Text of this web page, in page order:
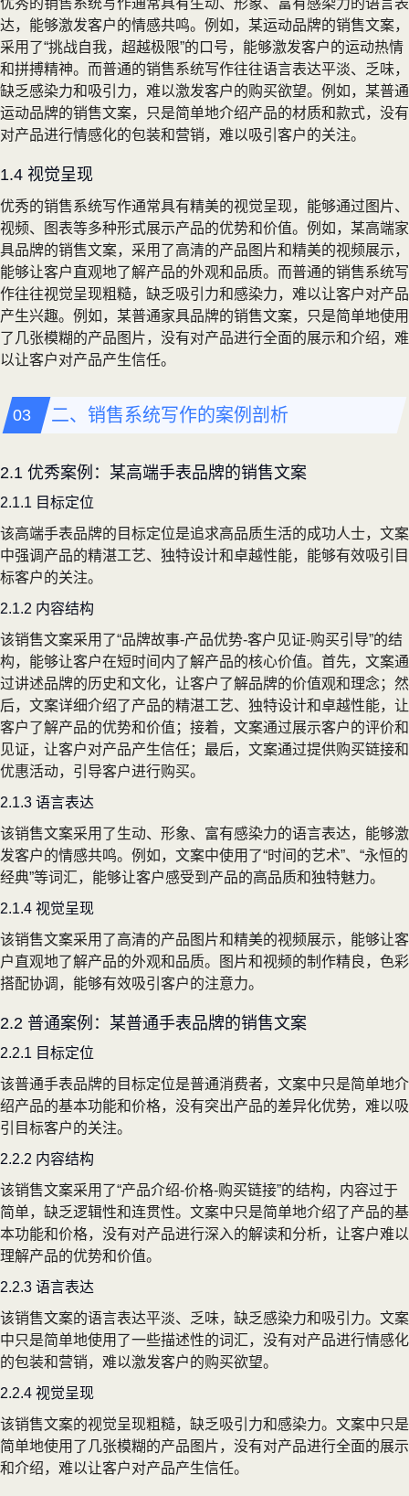
达，能够激发客户的情感共鸣。例如，某运动品牌的销售文案，
采用了“挑战自我，超越极限”的口号，能够激发客户的运动热情
和拼搏精神。而普通的销售系统写作往往语言表达平淡、乏味，
缺乏感染力和吸引力，难以激发客户的购买欲望。例如，某普通
运动品牌的销售文案，只是简单地介绍产品的材质和款式，没有
对产品进行情感化的包装和营销，难以吸引客户的关注。
1.4 视觉呈现
优秀的销售系统写作通常具有精美的视觉呈现，能够通过图片、
视频、图表等多种形式展示产品的优势和价值。例如，某高端家
具品牌的销售文案，采用了高清的产品图片和精美的视频展示，
能够让客户直观地了解产品的外观和品质。而普通的销售系统写
作往往视觉呈现粗糙，缺乏吸引力和感染力，难以让客户对产品
产生兴趣。例如，某普通家具品牌的销售文案，只是简单地使用
了几张模糊的产品图片，没有对产品进行全面的展示和介绍，难
以让客户对产品产生信任。
二、销售系统写作的案例剖析
2.1 优秀案例：某高端手表品牌的销售文案
2.1.1 目标定位
该高端手表品牌的目标定位是追求高品质生活的成功人士，文案
中强调产品的精湛工艺、独特设计和卓越性能，能够有效吸引目
标客户的关注。
2.1.2 内容结构
该销售文案采用了“品牌故事-产品优势-客户见证-购买引导”的结
构，能够让客户在短时间内了解产品的核心价值。首先，文案通
过讲述品牌的历史和文化，让客户了解品牌的价值观和理念；然
后，文案详细介绍了产品的精湛工艺、独特设计和卓越性能，让
客户了解产品的优势和价值；接着，文案通过展示客户的评价和
见证，让客户对产品产生信任；最后，文案通过提供购买链接和
优惠活动，引导客户进行购买。
2.1.3 语言表达
该销售文案采用了生动、形象、富有感染力的语言表达，能够激
发客户的情感共鸣。例如，文案中使用了“时间的艺术”、“永恒的
经典”等词汇，能够让客户感受到产品的高品质和独特魅力。
2.1.4 视觉呈现
该销售文案采用了高清的产品图片和精美的视频展示，能够让客
户直观地了解产品的外观和品质。图片和视频的制作精良，色彩
搭配协调，能够有效吸引客户的注意力。
2.2 普通案例：某普通手表品牌的销售文案
2.2.1 目标定位
该普通手表品牌的目标定位是普通消费者，文案中只是简单地介
绍产品的基本功能和价格，没有突出产品的差异化优势，难以吸
引目标客户的关注。
2.2.2 内容结构
该销售文案采用了“产品介绍-价格-购买链接”的结构，内容过于
简单，缺乏逻辑性和连贯性。文案中只是简单地介绍了产品的基
本功能和价格，没有对产品进行深入的解读和分析，让客户难以
理解产品的优势和价值。
2.2.3 语言表达
该销售文案的语言表达平淡、乏味，缺乏感染力和吸引力。文案
中只是简单地使用了一些描述性的词汇，没有对产品进行情感化
的包装和营销，难以激发客户的购买欲望。
2.2.4 视觉呈现
该销售文案的视觉呈现粗糙，缺乏吸引力和感染力。文案中只是
简单地使用了几张模糊的产品图片，没有对产品进行全面的展示
和介绍，难以让客户对产品产生信任。